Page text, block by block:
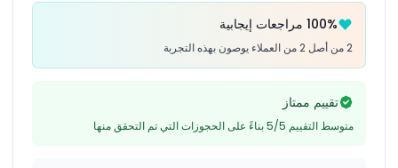
100% مراجعات إيجابية
2 من أصل 2 من العملاء يوصون بهذه التجربة
تقييم ممتاز
متوسط التقييم 5/5 بناءً على الحجوزات التي تم التحقق منها